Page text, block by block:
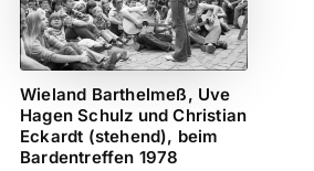
Wieland Barthelmeß, Uve
Hagen Schulz und Christian
Eckardt (stehend), beim
Bardentreffen 1978